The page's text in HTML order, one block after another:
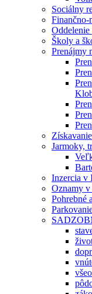
Sociálny
Finančno-
Oddelenie
Školy a
Prenájmy
Jarmoky,
Inzercia v
Oznamy v
Pohrebné